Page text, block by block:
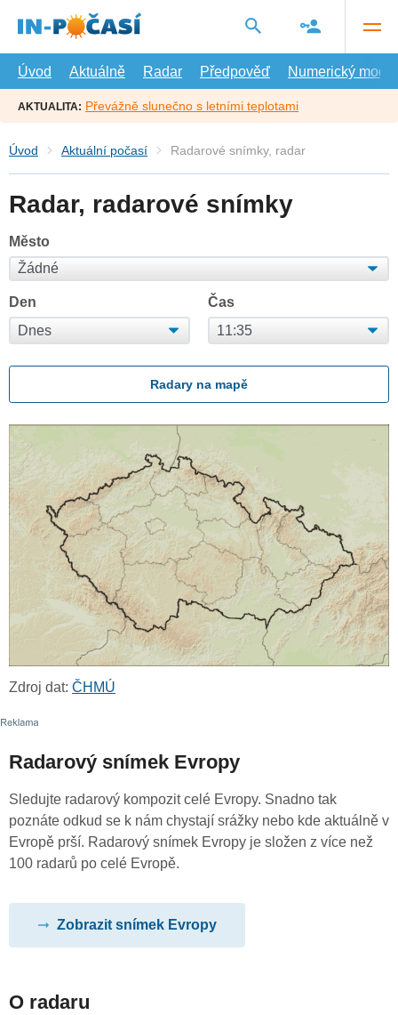
hlavní
Úvod
Aktuálně Radar Předpověď Numerický model
AKTUALITA: Převážně slunečno s letními teplotami
Úvod Aktuální počasí Radarové snímky, radar
Radar, radarové snímky
Město
Den Čas
Radary na mapě
Zdroj dat: ČHMÚ
Radarový snímek Evropy
Sledujte radarový kompozit celé Evropy. Snadno tak
poznáte odkud se k nám chystají srážky nebo kde aktuálně v
Evropě prší. Radarový snímek Evropy je složen z více než
100 radarů po celé Evropě.
Zobrazit snímek Evropy
O radaru